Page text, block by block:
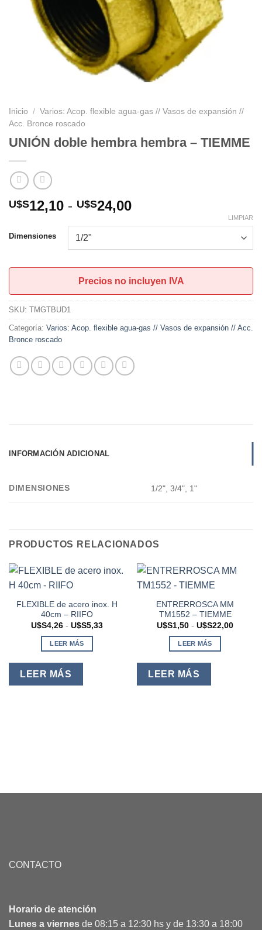
Inicio / Varios: Acop. flexible agua-gas // Vasos de expansión //
Acc. Bronce roscado
UNIÓN doble hembra hembra – TIEMME
U$S12,10 - U$S24,00Rango
desde
hasta
U$S24,00
Dimensiones
LIMPIAR
Precios no incluyen IVA
SKU: TMGTBUD1
Categoría: Varios: Acop. flexible agua-gas // Vasos de expansión // Acc.
Bronce roscado
INFORMACIÓN ADICIONAL
DIMENSIONES 1/2", 3/4", 1"
PRODUCTOS RELACIONADOS
FLEXIBLE de acero inox. H
40cm – RIIFO
U$S4,26 - U$S5,33Rango
LEER MÁS
LEER MÁS
ENTRERROSCA MM
TM1552 – TIEMME
U$S1,50 - U$S22,00Rango
LEER MÁS
LEER MÁS
CONTACTO
Horario de atención
Lunes a viernes de 08:15 a 12:30 hs y de 13:30 a 18:00